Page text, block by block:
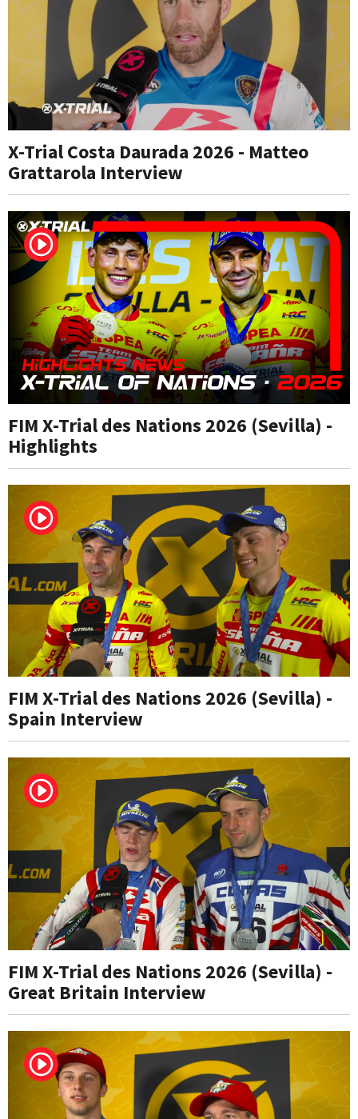
X-Trial Costa Daurada 2026 - Matteo
Grattarola Interview
FIM X-Trial des Nations 2026 (Sevilla) -
Highlights
FIM X-Trial des Nations 2026 (Sevilla) -
Spain Interview
FIM X-Trial des Nations 2026 (Sevilla) -
Great Britain Interview